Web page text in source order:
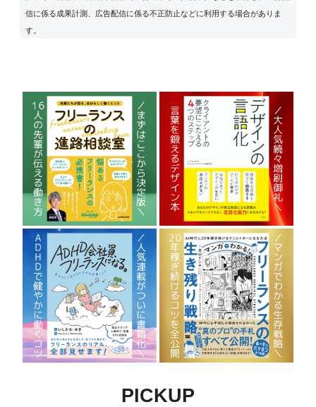
信に係る成果計測、広告配信に係る不正防止などに利用する場合がありま
す。
PICKUP